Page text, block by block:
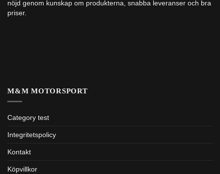
nöjd genom kunskap om produkterna, snabba leveranser och bra
priser.
M&M MOTORSPORT
Category test
Integritetspolicy
Kontakt
Köpvillkor